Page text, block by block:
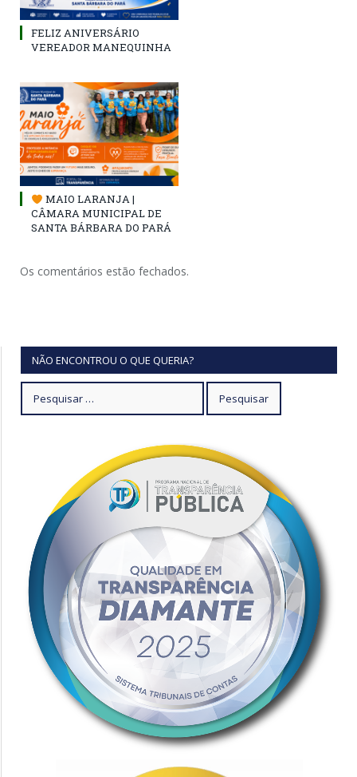
FELIZ ANIVERSÁRIO
VEREADOR MANEQUINHA
MAIO LARANJA |
CÂMARA MUNICIPAL DE
SANTA BÁRBARA DO PARÁ
Os comentários estão fechados.
NÃO ENCONTROU O QUE QUERIA?